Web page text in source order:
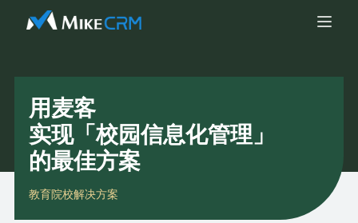
用麦客
实现「校园信息化管理」
的最佳方案
教育院校解决方案